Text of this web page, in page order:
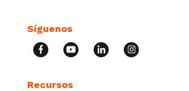
Síguenos
Recursos